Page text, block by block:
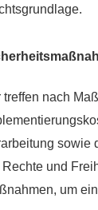
treffen nach
sowie
und
um